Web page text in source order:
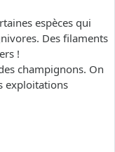
espèces qui
Des filaments
!
champignons. On
exploitations